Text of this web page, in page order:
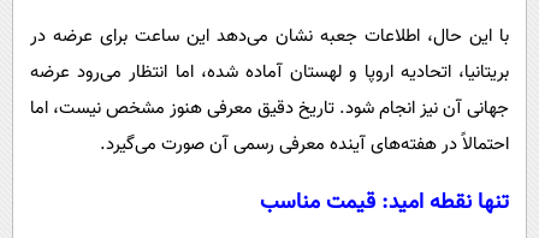
با این حال، اطلاعات جعبه نشان می‌دهد این ساعت برای عرضه در
بریتانیا، اتحادیه اروپا و لهستان آماده شده، اما انتظار می‌رود عرضه
جهانی آن نیز انجام شود. تاریخ دقیق معرفی هنوز مشخص نیست، اما
احتمالاً در هفته‌های آینده معرفی رسمی آن صورت می‌گیرد.
تنها نقطه امید: قیمت مناسب